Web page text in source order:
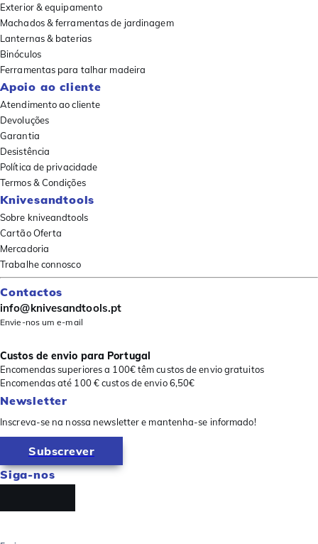
Exterior & equipamento
Machados & ferramentas de jardinagem
Lanternas & baterias
Binóculos
Ferramentas para talhar madeira
Apoio ao cliente
Atendimento ao cliente
Devoluções
Garantia
Desistência
Política de privacidade
Termos & Condições
Knivesandtools
Sobre kniveandtools
Cartão Oferta
Mercadoria
Trabalhe connosco
Contactos
info@knivesandtools.pt
Envie-nos um e-mail
Custos de envio para Portugal
Encomendas superiores a 100€ têm custos de envio gratuitos
Encomendas até 100 € custos de envio 6,50€
Newsletter
Inscreva-se na nossa newsletter e mantenha-se informado!
Subscrever
Siga-nos